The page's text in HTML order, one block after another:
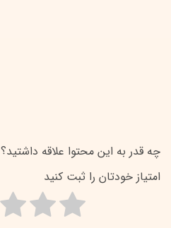
چه قدر به این محتوا علاقه داشتید؟
امتیاز خودتان را ثبت کنید